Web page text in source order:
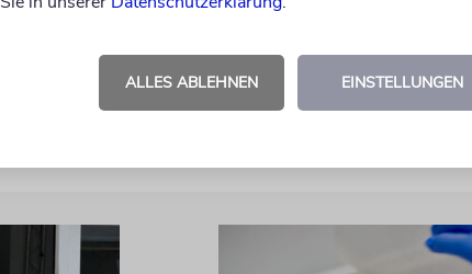
wenig Geld in Tel Aviv wohnen kann?
ALLES ABLEHNEN EINSTELLUNGEN